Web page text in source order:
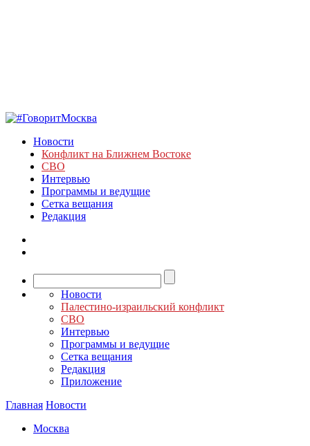
Новости
Конфликт на Ближнем Востоке
СВО
Интервью
Программы и ведущие
Сетка вещания
Редакция
Новости
Палестино-израильский конфликт
СВО
Интервью
Программы и ведущие
Сетка вещания
Редакция
Приложение
Главная Новости
Москва